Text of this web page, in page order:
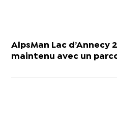
AlpsMan Lac d’Annecy
maintenu avec un